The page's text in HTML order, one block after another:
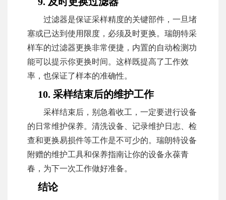
过滤器是保证采样精度的关键部件，一旦堵
塞或已达到使用限度，必须及时更换。瑞朗特采
样车的过滤器更换非常便捷，内置的自动检测功
能可以提示你更换时间。这样既提高了工作效
率，也保证了样本的准确性。
10. 采样结束后的维护工作
采样结束后，别急着收工，一定要进行设备
的日常维护保养。清洗设备、记录维护日志、检
查和更换易损件等工作是不可少的。瑞朗特设备
附赠的维护工具和保养指南让你的设备永葆青
春，为下一次工作做好准备。
结论